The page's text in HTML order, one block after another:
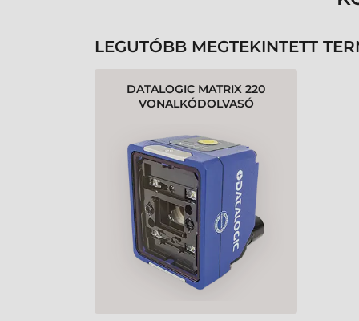
LEGUTÓBB MEGTEKINTETT
DATALOGIC MATRIX 220
VONALKÓDOLVASÓ